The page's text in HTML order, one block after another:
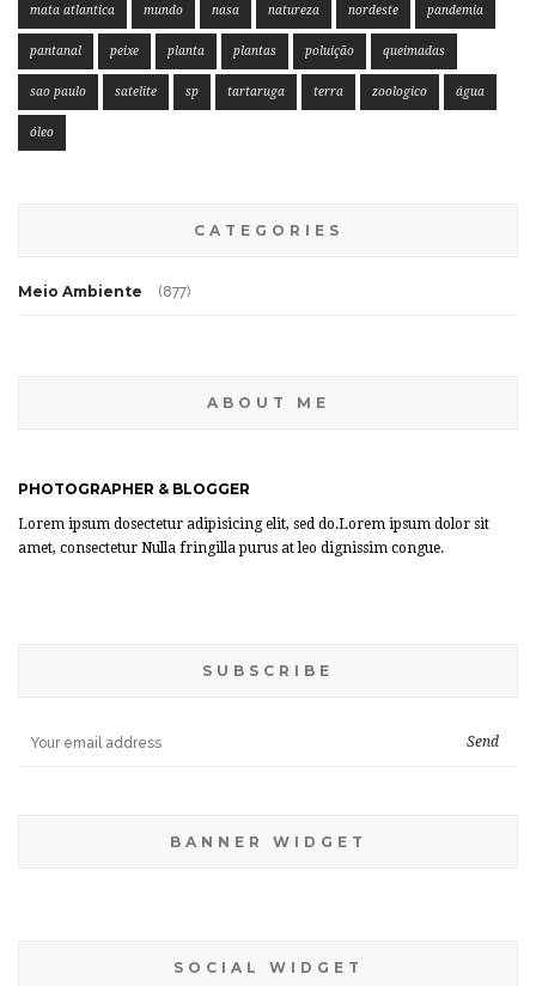
mata atlantica mundo nasa natureza nordeste pandemia
pantanal peixe planta plantas poluição queimadas
sao paulo satelite sp tartaruga terra zoologico água
óleo
CATEGORIES
Meio Ambiente (877)
ABOUT ME
PHOTOGRAPHER & BLOGGER
Lorem ipsum dosectetur adipisicing elit, sed do.Lorem ipsum dolor sit
amet, consectetur Nulla fringilla purus at leo dignissim congue.
SUBSCRIBE
BANNER WIDGET
SOCIAL WIDGET